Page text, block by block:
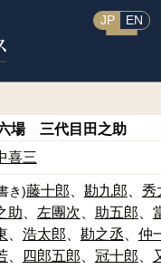
JP EN
場 三代目田之助
喜三
き)藤十郎 勘九郎
秀
助
左團次 助五郎
浩太郎 勘之丞
仲
四郎五郎 冠十郎